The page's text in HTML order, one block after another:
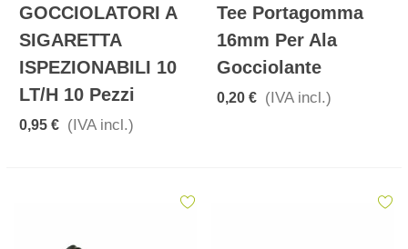
GOCCIOLATORI A
SIGARETTA
ISPEZIONABILI 10
LT/h 10 Pezzi
0,95 € (IVA incl.)
Tee Portagomma
16mm Per Ala
Gocciolante
0,20 € (IVA incl.)